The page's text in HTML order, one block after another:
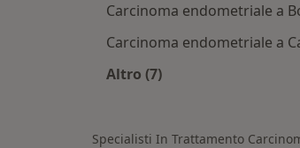
Carcinoma endometriale a
Carcinoma endometriale a
Altro (7)
Specialisti In Trattamento